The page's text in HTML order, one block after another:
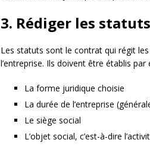
3. Rédiger les
Les statuts sont le contrat qui régit
l’entreprise. Ils doivent être établis
La forme juridique choisie
La durée de l’entreprise
Le siège social
L’objet social, c’est-à-dire